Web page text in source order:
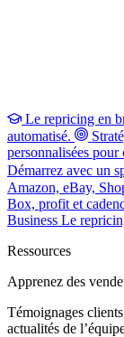
Le repricing en
automatisé.
personnalisées
Démarrez avec un
Amazon, eBay,
Box, profit et
Business Le
Ressources
Apprenez des
Témoignages
actualités de